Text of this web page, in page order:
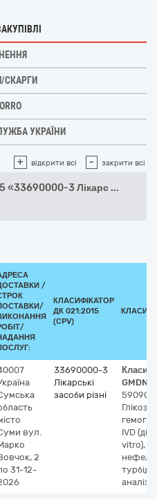
СКАРГИ
УКРАЇНИ
+ відкрити всі - закрити всі
«33690000-3 Лікарс ...
/
КЛАСИФІКАТОР
ДК 021:2015
(CPV)
вул.
2
31-12-
33690000-3
Лікарські
засоби різні
GMDN-
59090
IVD
vitro),
аналіз